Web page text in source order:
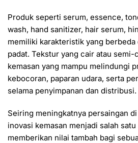
Produk seperti serum, essence,
wash, hand sanitizer, hair serum,
memiliki karakteristik yang
padat. Tekstur yang cair atau semi-
kemasan yang mampu melindungi
kebocoran, paparan udara, serta
selama penyimpanan dan distribusi.
Seiring meningkatnya persaingan
inovasi kemasan menjadi salah
memberikan nilai tambah bagi